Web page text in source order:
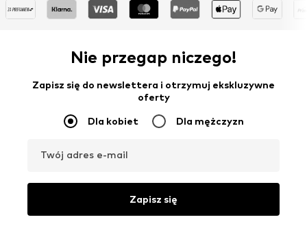
Nie przegap niczego!
Zapisz się do newslettera i otrzymuj ekskluzywne
oferty
Dla kobiet Dla mężczyzn
Twój adres e-mail
Zapisz się